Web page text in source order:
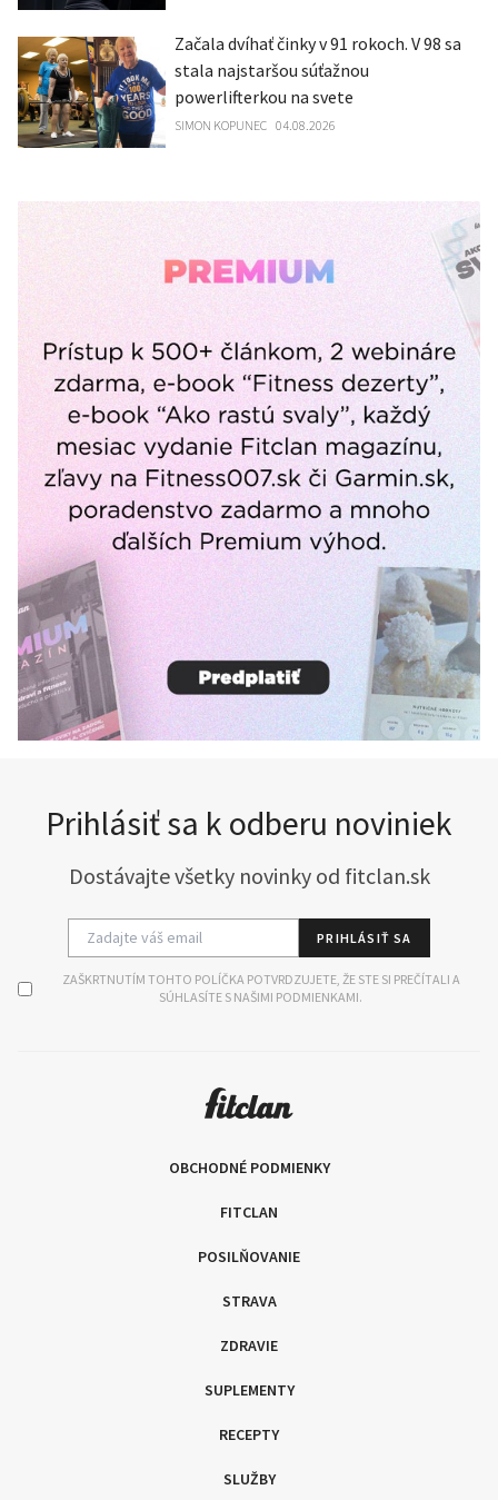
Začala dvíhať činky v 91 rokoch. V 98 sa
stala najstaršou súťažnou
powerlifterkou na svete
SIMON KOPUNEC 04.08.2026
Prihlásiť sa k odberu noviniek
Dostávajte všetky novinky od fitclan.sk
PRIHLÁSIŤ SA
ZAŠKRTNUTÍM TOHTO POLÍČKA POTVRDZUJETE, ŽE STE SI PREČÍTALI A
SÚHLASÍTE S NAŠIMI PODMIENKAMI.
OBCHODNÉ PODMIENKY
FITCLAN
POSILŇOVANIE
STRAVA
ZDRAVIE
SUPLEMENTY
RECEPTY
SLUŽBY